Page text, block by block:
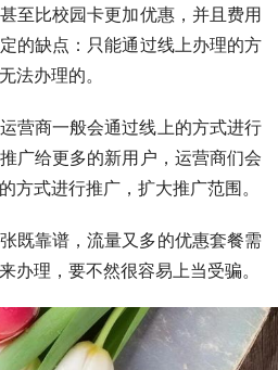
至比校园卡更加优惠，并且费用
的缺点：只能通过线上办理的方
法办理的。
营商一般会通过线上的方式进行
广给更多的新用户，运营商们会
方式进行推广，扩大推广范围。
既靠谱，流量又多的优惠套餐需
办理，要不然很容易上当受骗。